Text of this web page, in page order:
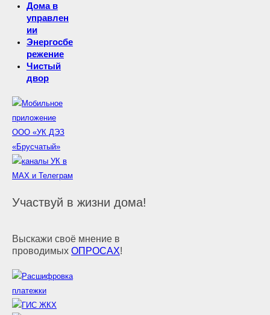
Дома в
управлен
ии
Энергосбе
режение
Чистый
двор
Участвуй в жизни дома!
Выскажи своё мнение в
проводимых ОПРОСАХ!